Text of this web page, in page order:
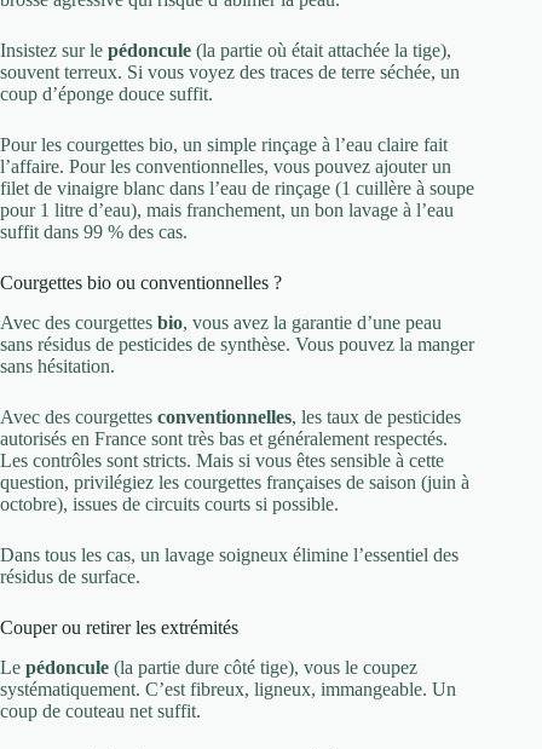
Insistez sur le pédoncule (la partie où était attachée la tige),
souvent terreux. Si vous voyez des traces de terre séchée, un
coup d’éponge douce suffit.
Pour les courgettes bio, un simple rinçage à l’eau claire fait
l’affaire. Pour les conventionnelles, vous pouvez ajouter un
filet de vinaigre blanc dans l’eau de rinçage (1 cuillère à soupe
pour 1 litre d’eau), mais franchement, un bon lavage à l’eau
suffit dans 99 % des cas.
Courgettes bio ou conventionnelles ?
Avec des courgettes bio, vous avez la garantie d’une peau
sans résidus de pesticides de synthèse. Vous pouvez la manger
sans hésitation.
Avec des courgettes conventionnelles, les taux de pesticides
autorisés en France sont très bas et généralement respectés.
Les contrôles sont stricts. Mais si vous êtes sensible à cette
question, privilégiez les courgettes françaises de saison (juin à
octobre), issues de circuits courts si possible.
Dans tous les cas, un lavage soigneux élimine l’essentiel des
résidus de surface.
Couper ou retirer les extrémités
Le pédoncule (la partie dure côté tige), vous le coupez
systématiquement. C’est fibreux, ligneux, immangeable. Un
coup de couteau net suffit.